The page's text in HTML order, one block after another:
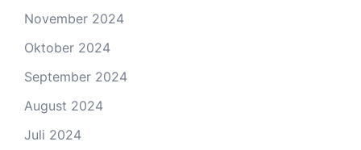
November 2024
Oktober 2024
September 2024
August 2024
Juli 2024